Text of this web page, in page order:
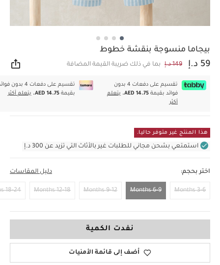
بيجاما منسوجة بنقشة خطوط
59 د.إ 149 د.إ بما في ذلك ضريبة القيمة المضافة
تقسيم على دفعات 4 بدون
فوائد بقيمة AED 14.75.
يتعلم
أكثر
تقسيم على دفعات 4 بدون
بقيمةAED 14.75. يتعلم أكثر
هذا المنتج غير متوفر حاليا.
استمتعي بشحن مجاني للطلبات غير بالأثاث التي تزيد عن 300 د.إ
اختر بحجم: دليل المقاسات
3-6 Months
6-9 Months
9-12 Months
12-18 Months
18-24 Months
نفدت الكمية
أضف إلى قائمة الأمنيات